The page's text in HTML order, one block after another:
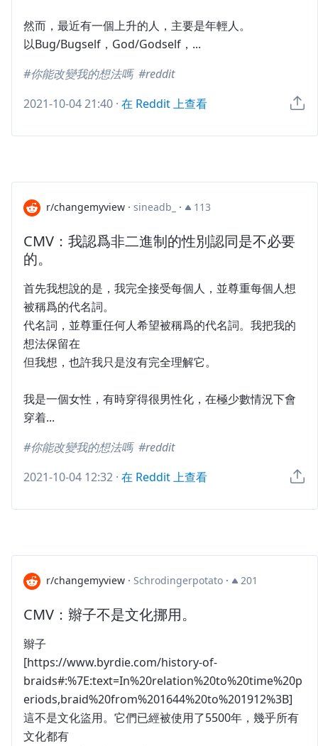
然而，最近有一個上升的人，主要是年輕人。
以Bug/Bugself，God/Godself，...
你能改變我的想法嗎
reddit
2021-10-04 21:40 · 在 Reddit 上查看
r/changemyview · sineadb_ · 113
CMV：我認爲非二進制的性別認同是不必要
的。
首先我想說的是，我完全接受每個人，並尊重每個人想
被稱爲的代名詞。
代名詞，並尊重任何人希望被稱爲的代名詞。我把我的
想法保留在
但我想，也許我只是沒有完全理解它。
我是一個女性，有時穿得很男性化，在極少數情況下會
穿着...
你能改變我的想法嗎
reddit
2021-10-04 12:32 · 在 Reddit 上查看
r/changemyview · Schrodingerpotato · 201
CMV：辮子不是文化挪用。
辮子
[https://www.byrdie.com/history-of-
braids#:%7E:text=In%20relation%20to%20time%20p
eriods,braid%20from%201644%20to%201912%3B]
這不是文化盜用。它們已經被使用了5500年，幾乎所有
文化都有